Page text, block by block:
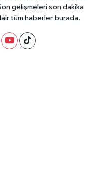
gelişmeleri son dakika
tüm haberler burada.